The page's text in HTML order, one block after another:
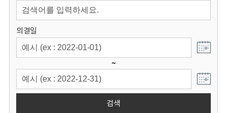
의결일
~
검색